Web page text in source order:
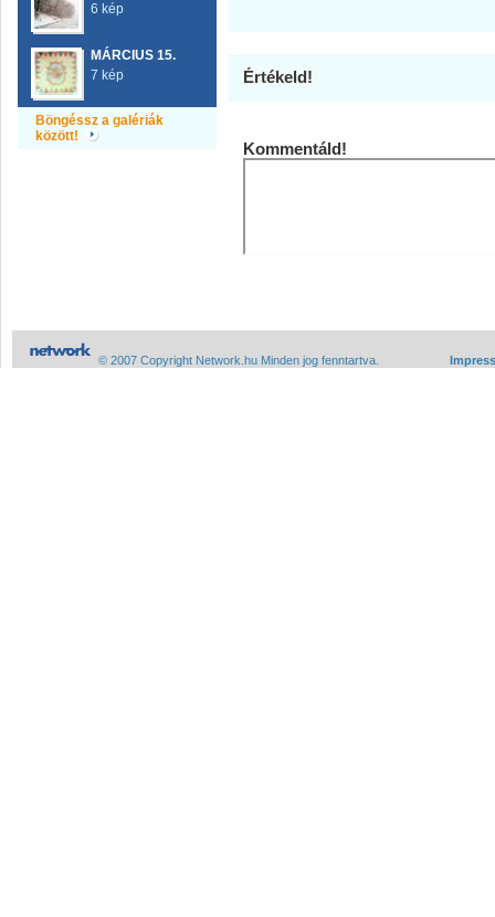
6 kép
MÁRCIUS 15.
7 kép
Böngéssz a galériák
között!
Értékeld!
Kommentáld!
© 2007 Copyright Network.hu Minden jog fenntartva.